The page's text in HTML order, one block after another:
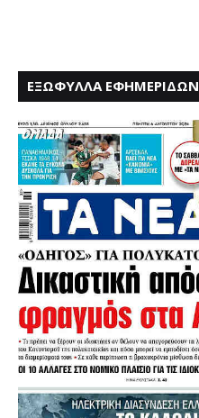
ΕΞΩΦΥΛΛΑ ΕΦΗΜΕΡΙΔΩΝ